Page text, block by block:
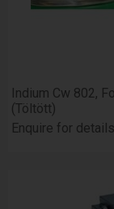
Indium Cw 802,
(Töltött)
Enquire for details